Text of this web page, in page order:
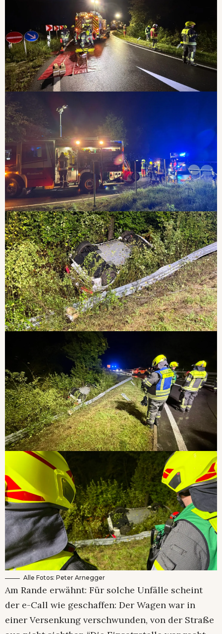
Alle Fotos: Peter Arnegger
Am Rande erwähnt: Für solche Unfälle scheint
der e-Call wie geschaffen: Der Wagen war in
einer Versenkung verschwunden, von der Straße